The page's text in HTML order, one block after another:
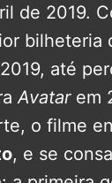
de 2019.
bilheteria
até
Avatarem
o filme
, e se